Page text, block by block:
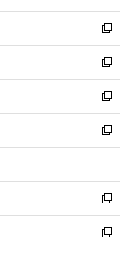
開
く
ウ
で
開
く
ン
ド
ウ
で
開
く
し
い
ウ
ィ
ン
ド
ウ
で
開
新
し
い
ウ
ィ
ン
ド
ウ
開
く
新
し
い
ウ
ィ
ン
ウ
で
開
く
新
し
い
ウ
ン
ド
ウ
で
新
し
ウ
ィ
ン
ド
新
し
い
新